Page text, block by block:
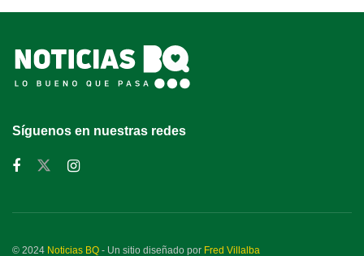
Síguenos en nuestras redes
© 2024 Noticias BQ - Un sitio diseñado por Fred Villalba